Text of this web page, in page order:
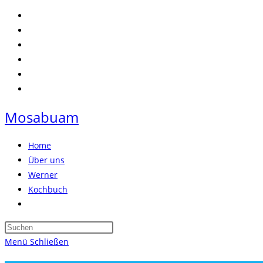
Zum
Inhalt
springen
Mosabuam
Home
Über uns
Werner
Kochbuch
umschalten
Press
Menü Schließen